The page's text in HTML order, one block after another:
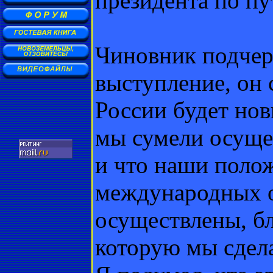
Чиновник
выступление, он
России будет
мы сумели
и что наши
международных
осуществлены,
которую мы